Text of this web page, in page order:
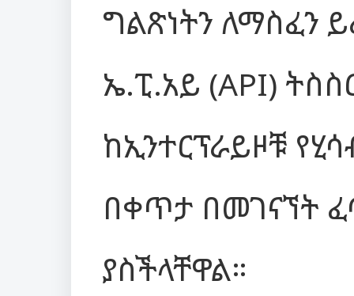
ግልጽነትን ለማስፈን
ኤ.ፒ.አይ (API)
ከኢንተርፕራይዞቹ
በቀጥታ በመገናኘት
ያስችላቸዋል።